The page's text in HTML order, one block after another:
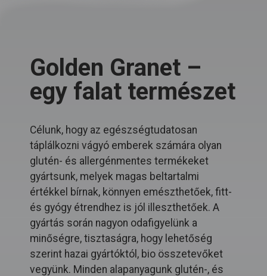
Golden Granet –
egy falat természet
Célunk, hogy az egészségtudatosan
táplálkozni vágyó emberek számára olyan
glutén- és allergénmentes termékeket
gyártsunk, melyek magas beltartalmi
értékkel bírnak, könnyen emészthetőek, fitt-
és gyógy étrendhez is jól illeszthetőek. A
gyártás során nagyon odafigyelünk a
minőségre, tisztaságra, hogy lehetőség
szerint hazai gyártóktól, bio összetevőket
vegyünk. Minden alapanyagunk glutén-, és